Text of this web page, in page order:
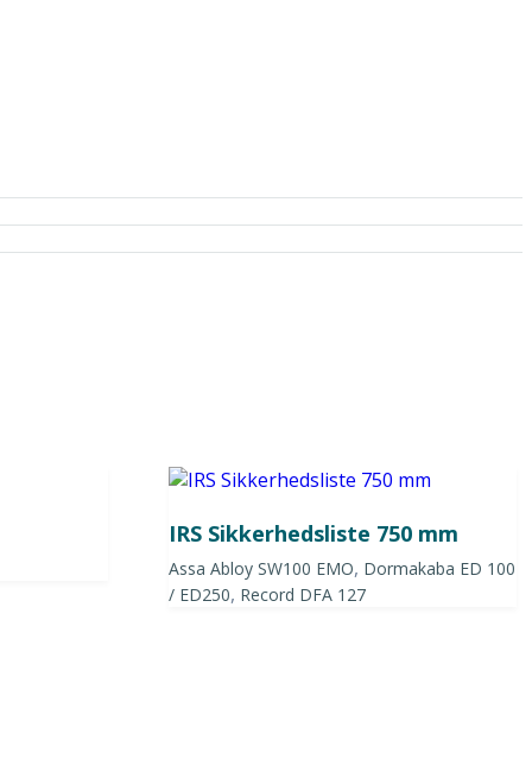
IRS Sikkerhedsliste 750 mm
Assa Abloy SW100 EMO, Dormakaba ED 100
/ ED250, Record DFA 127